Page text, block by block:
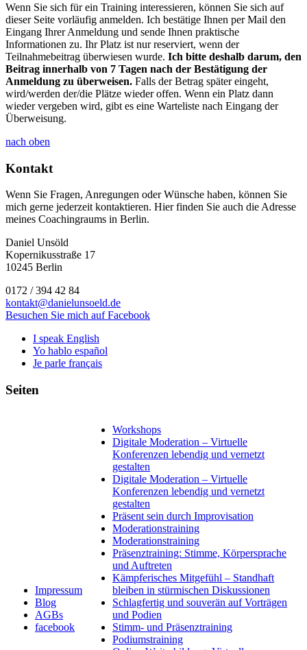
Wenn Sie sich für ein Training interessieren, können Sie sich auf
dieser Seite vorläufig anmelden. Ich bestätige Ihnen per Mail den
Eingang Ihrer Anmeldung und sende Ihnen praktische
Informationen zu. Ihr Platz ist nur reserviert, wenn der
Teilnahmebeitrag überwiesen wurde. Ich bitte deshalb darum, den
Beitrag innerhalb von 7 Tagen nach der Bestätigung der
Anmeldung zu überweisen. Falls der Betrag später eingeht,
wird/werden der/die Plätze wieder offen. Wenn ein Platz dann
wieder vergeben wird, gibt es eine Warteliste nach Eingang der
Überweisung.
nach oben
Kontakt
Wenn Sie Fragen, Anregungen oder Wünsche haben, können Sie
mich gerne jederzeit kontaktieren. Hier finden Sie auch die Adresse
meines Coachingraums in Berlin.
Daniel Unsöld
Kopernikusstraße 17
10245 Berlin
0172 / 394 42 84
kontakt@danielunsoeld.de
Besuchen Sie mich auf Facebook
I speak English
Yo hablo español
Je parle français
Seiten
Impressum
Blog
AGBs
facebook
Workshops
Digitale Moderation – Virtuelle
Konferenzen lebendig und vernetzt
gestalten
Digitale Moderation – Virtuelle
Konferenzen lebendig und vernetzt
gestalten
Präsent sein durch Improvisation
Moderationstraining
Moderationstraining
Präsenztraining: Stimme, Körpersprache
und Auftreten
Kämpferisches Mitgefühl – Standhaft
bleiben in stürmischen Diskussionen
Schlagfertig und souverän auf Vorträgen
und Podien
Stimm- und Präsenztraining
Podiumstraining